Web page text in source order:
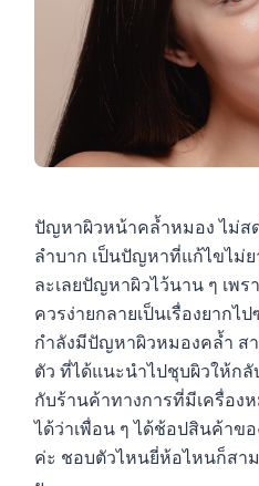
ปัญหาผิวหน้าคล้ำหมอง ไม่ส
ลำบาก เป็นปัญหาที่แก้ไขไม่
ละเลยปัญหาผิวไว้นาน ๆ เพ
ควรง่ายกลายเป็นเรื่องยาก
กำลังมีปัญหาผิวหมองคล้ำ ส
ตัว ที่ได้แนะนำไปชุบผิวให้กลั
กับร้านค้าทางการที่มีเครื่อง
ได้ว่าเพื่อน ๆ ได้ช้อปสินค้าข
ค่ะ ชอบตัวไหนยี่ห้อไหนก็สา